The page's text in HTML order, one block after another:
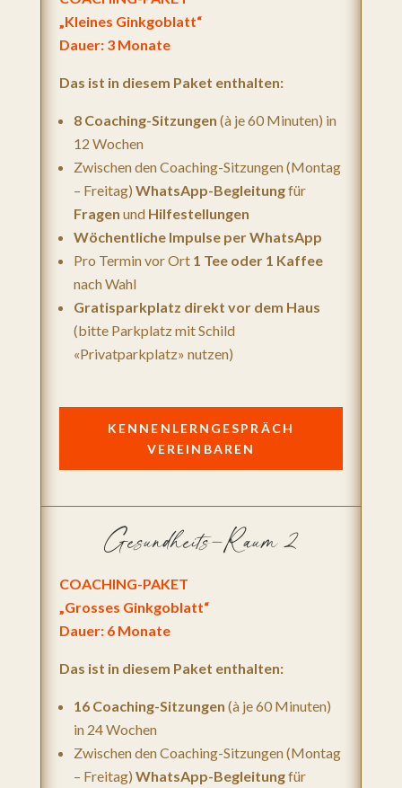
„Kleines Ginkgoblatt“
Dauer: 3 Monate
Das ist in diesem Paket enthalten:
8 Coaching-Sitzungen (à je 60 Minuten) in
12 Wochen
Zwischen den Coaching-Sitzungen (Montag
– Freitag) WhatsApp-Begleitungfür
Fragen und Hilfestellungen
Wöchentliche Impulse per WhatsApp
Pro Termin vor Ort1 Tee oder 1 Kaffee
nach Wahl
Gratisparkplatz direkt vor dem Haus
(bitte Parkplatz mit Schild
«Privatparkplatz» nutzen)
KENNENLERNGESPRÄCH
VEREINBAREN
Gesundheits-Raum 2
COACHING-PAKET
„Grosses Ginkgoblatt“
Dauer: 6 Monate
Das ist in diesem Paket enthalten:
16 Coaching-Sitzungen (à je 60 Minuten)
in 24 Wochen
Zwischen den Coaching-Sitzungen (Montag
– Freitag) WhatsApp-Begleitungfür